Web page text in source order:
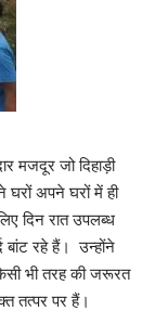
मजदूर जो दिहाड़ी
अपने घरों में ही
दिन रात उपलब्ध
बांट रहे हैं। उन्होंने
भी तरह की जरूरत
तत्पर पर हैं।